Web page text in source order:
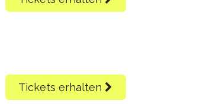
Tickets erhalten